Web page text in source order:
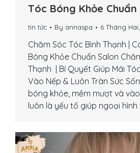
Tóc Bóng Khỏe Chuẩn
tin tức By annaspa 6 Tháng
Chăm Sóc Tóc Bình Thạnh |
Bóng Khỏe Chuẩn Salon
Thạnh | Bí Quyết Giúp Mái
Vào Nếp & Luôn Tràn Sức
bóng khỏe, mềm mượt và
luôn là yếu tố giúp ngoại